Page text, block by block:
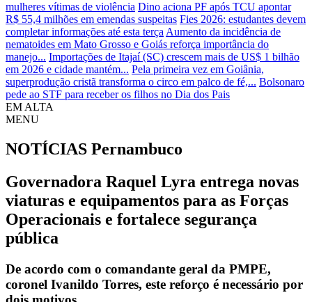
mulheres vítimas de violência Dino aciona PF após TCU apontar
R$ 55,4 milhões em emendas suspeitas Fies 2026: estudantes devem
completar informações até esta terça Aumento da incidência de
nematoides em Mato Grosso e Goiás reforça importância do
manejo... Importações de Itajaí (SC) crescem mais de US$ 1 bilhão
em 2026 e cidade mantém... Pela primeira vez em Goiânia,
superprodução cristã transforma o circo em palco de fé,... Bolsonaro
pede ao STF para receber os filhos no Dia dos Pais
EM ALTA
MENU
NOTÍCIAS Pernambuco
Governadora Raquel Lyra entrega novas
viaturas e equipamentos para as Forças
Operacionais e fortalece segurança
pública
De acordo com o comandante geral da PMPE,
coronel Ivanildo Torres, este reforço é necessário por